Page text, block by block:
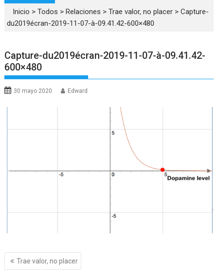
Inicio >Todos >Relaciones >Trae valor, no placer >Capture-
du2019écran-2019-11-07-à-09.41.42-600×480
Capture-du2019écran-2019-11-07-à-09.41.42-
600×480
30 mayo 2020 Edward
Navegación
de
Trae valor, no placer